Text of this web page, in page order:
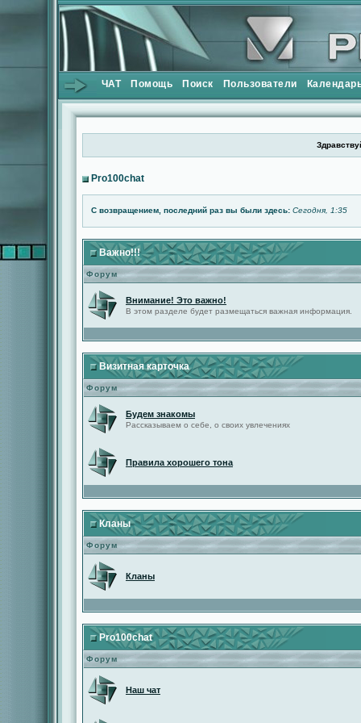
ЧАТ Помощь Поиск Пользователи
Pro100chat
С возвращением, последний раз вы были здесь: Сегодня, 1:35
Важно!!!
Форум
Внимание! Это важно!
В этом разделе будет размещаться важная информация.
Визитная карточка
Форум
Будем знакомы
Рассказываем о себе, о своих увлечениях
Правила хорошего тона
Кланы
Форум
Кланы
Pro100chat
Форум
Наш чат